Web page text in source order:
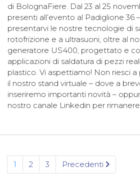
di BolognaFiere. Dal 23 al 25
presenti all’evento al Padiglione 36
presentarvi le nostre tecnologie di
rotofrizione e a ultrasuoni, oltre al
generatore US400, progettato e
applicazioni di saldatura di pezzi
plastico. Vi aspettiamo! Non riesci a
il nostro stand virtuale – dove a
inseriremo importanti novità –
nostro canale Linkedin per
1 2 3 Precedenti